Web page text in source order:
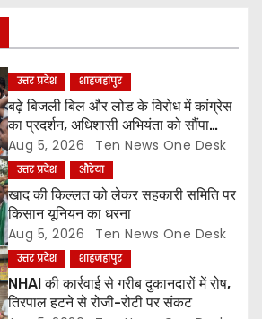
उत्तर प्रदेश शाहजहांपुर
बढ़े बिजली बिल और लोड के विरोध में कांग्रेस
का प्रदर्शन, अधिशासी अभियंता को सौंपा
ज्ञापन
Aug 5, 2026 Ten News One Desk
उत्तर प्रदेश औरेया
खाद की किल्लत को लेकर सहकारी समिति पर
किसान यूनियन का धरना
Aug 5, 2026 Ten News One Desk
उत्तर प्रदेश शाहजहांपुर
NHAI की कार्रवाई से गरीब दुकानदारों में रोष,
तिरपाल हटने से रोजी-रोटी पर संकट